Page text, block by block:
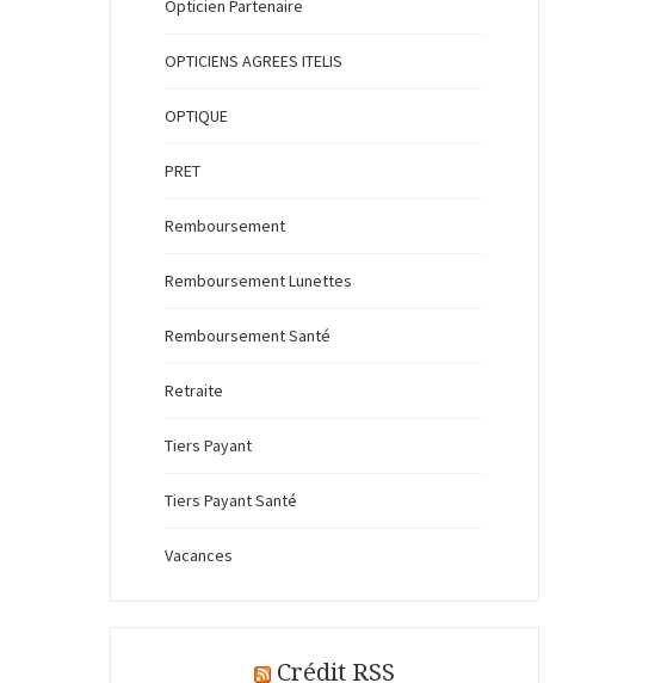
Opticien Partenaire
OPTICIENS AGREES ITELIS
OPTIQUE
PRET
Remboursement
Remboursement Lunettes
Remboursement Santé
Retraite
Tiers Payant
Tiers Payant Santé
Vacances
Crédit RSS